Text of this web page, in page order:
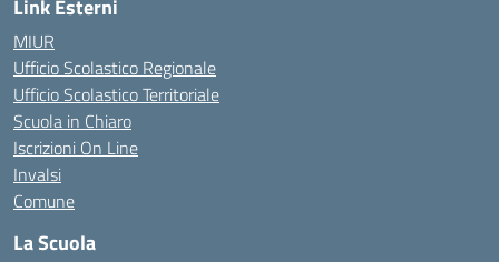
Link Esterni
MIUR
Ufficio Scolastico Regionale
Ufficio Scolastico Territoriale
Scuola in Chiaro
Iscrizioni On Line
Invalsi
Comune
La Scuola